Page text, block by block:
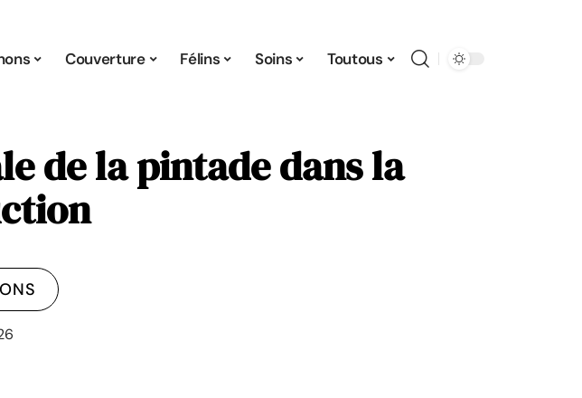
Couverture Félins Soins Toutous
de la pintade dans la